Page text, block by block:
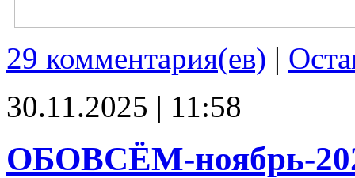
29 комментария(ев) |
30.11.2025 | 11:58
ОБОВСЁМ-ноябрь-